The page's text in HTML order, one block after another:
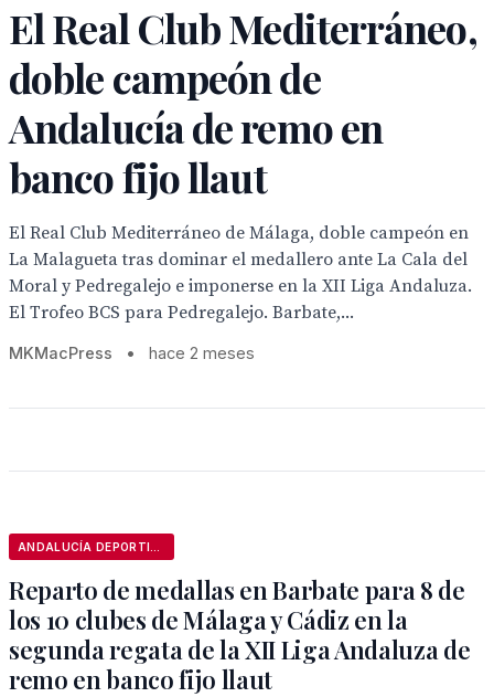
El Real Club Mediterráneo,
doble campeón de
Andalucía de remo en
banco fijo llaut
El Real Club Mediterráneo de Málaga, doble campeón en
La Malagueta tras dominar el medallero ante La Cala del
Moral y Pedregalejo e imponerse en la XII Liga Andaluza.
El Trofeo BCS para Pedregalejo. Barbate,...
MKMacPress • hace 2 meses
Reparto de medallas en Barbate para 8 de
los 10 clubes de Málaga y Cádiz en la
segunda regata de la XII Liga Andaluza de
remo en banco fijo llaut